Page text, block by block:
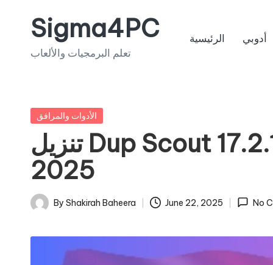
Sigma4PC
تعلم البرمجيات والألعاب
الرئيسية أدوبي
Posted
الأدوات والمرافق
تنزيل Dup Scout 17.2.18 لنظام Windows
2025
Posted
By Shakirah Baheera June 22, 2025 No